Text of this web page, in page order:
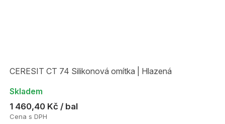
CERESIT CT 74 Silikonová omítka | Hlazená
Skladem
1 460,40 Kč / bal
Cena s DPH